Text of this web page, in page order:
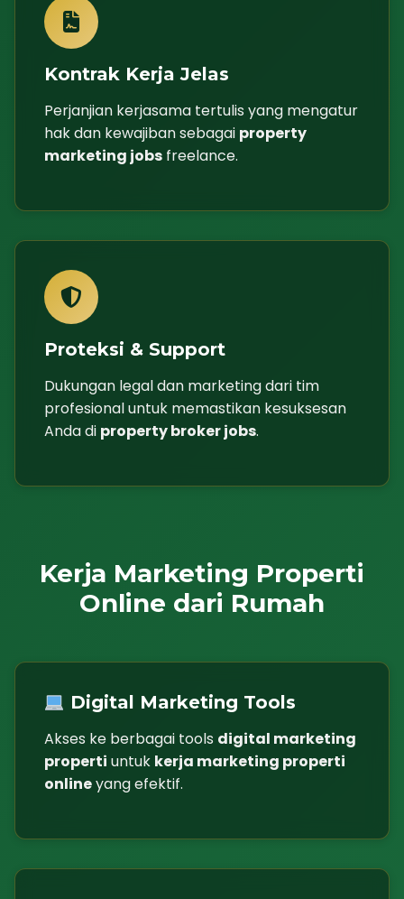
Kontrak Kerja Jelas
Perjanjian kerjasama tertulis yang mengatur
hak dan kewajiban sebagai property
marketing jobs freelance.
Proteksi & Support
Dukungan legal dan marketing dari tim
profesional untuk memastikan kesuksesan
Anda di property broker jobs.
Kerja Marketing Properti
Online dari Rumah
Digital Marketing Tools
Akses ke berbagai tools digital marketing
properti untuk kerja marketing properti
onlineyang efektif.